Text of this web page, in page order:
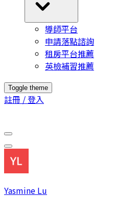
導師平台
申請落點諮詢
租房平台推薦
英檢補習推薦
Toggle theme
註冊 / 登入
Yasmine Lu